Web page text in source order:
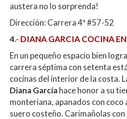
austera no lo sorprenda!
Dirección: Carrera 4ª #57-52
4.- DIANA GARCIA COCINA
En un pequeño espacio bien
carrera séptima con setenta
cocinas del interior de la costa.
Diana Garcíahace honor a su
monteriana, apanados con coco
suero costeño. Carimañolas